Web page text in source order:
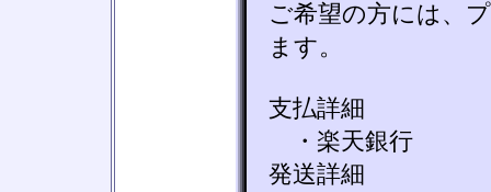
ご希望の方には、
ます。
支払詳細
・楽天銀行
発送詳細